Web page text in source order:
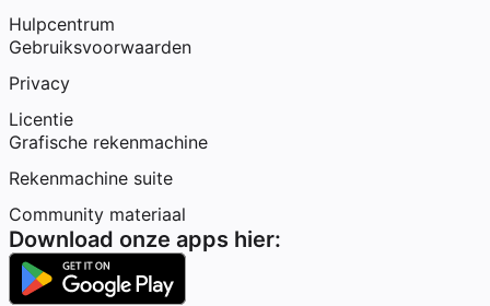
Hulpcentrum
Gebruiksvoorwaarden
Privacy
Licentie
Grafische rekenmachine
Rekenmachine suite
Community materiaal
Download onze apps hier: